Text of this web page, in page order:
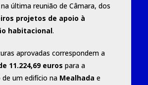
última reunião de Câmara, dos
projetos de apoio à
habitacional.
aprovadas correspondem a
11.224,69 euros para a
um edifício na Mealhada e